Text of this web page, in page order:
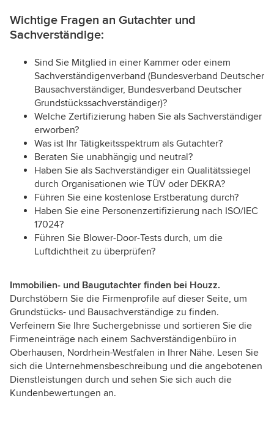
Wichtige Fragen an Gutachter und
Sachverständige:
Sind Sie Mitglied in einer Kammer oder einem
Sachverständigenverband (Bundesverband Deutscher
Bausachverständiger, Bundesverband Deutscher
Grundstückssachverständiger)?
Welche Zertifizierung haben Sie als Sachverständiger
erworben?
Was ist Ihr Tätigkeitsspektrum als Gutachter?
Beraten Sie unabhängig und neutral?
Haben Sie als Sachverständiger ein Qualitätssiegel
durch Organisationen wie TÜV oder DEKRA?
Führen Sie eine kostenlose Erstberatung durch?
Haben Sie eine Personenzertifizierung nach ISO/IEC
17024?
Führen Sie Blower-Door-Tests durch, um die
Luftdichtheit zu überprüfen?
Immobilien- und Baugutachter finden bei Houzz.
Durchstöbern Sie die Firmenprofile auf dieser Seite, um
Grundstücks- und Bausachverständige zu finden.
Verfeinern Sie Ihre Suchergebnisse und sortieren Sie die
Firmeneinträge nach einem Sachverständigenbüro in
Oberhausen, Nordrhein-Westfalen in Ihrer Nähe. Lesen Sie
sich die Unternehmensbeschreibung und die angebotenen
Dienstleistungen durch und sehen Sie sich auch die
Kundenbewertungen an.